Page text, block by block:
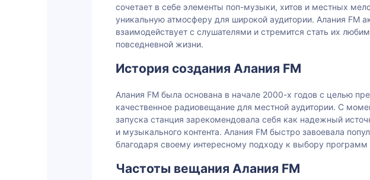
сочетает в себе элементы поп-музыки, хитов и местных
уникальную атмосферу для широкой аудитории. Алания FM
взаимодействует с слушателями и стремится стать их
повседневной жизни.
История создания Алания FM
Алания FM была основана в начале 2000-х годов с целью
качественное радиовещание для местной аудитории. С
запуска станция зарекомендовала себя как надежный
и музыкального контента. Алания FM быстро завоевала
благодаря своему интересному подходу к выбору программ
Частоты вещания Алания FM